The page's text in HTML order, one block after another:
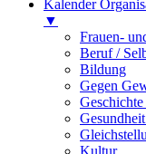
Kalender
▼
Frauen-
Beruf /
Bildung
Gegen
Kultur